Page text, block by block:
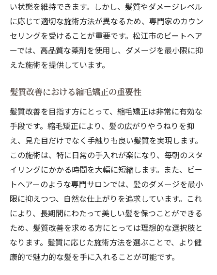
縮毛矯正技術が髪に与える影響
健康的な髪を保つための縮毛矯正の秘密
ビートヘアーの縮毛矯正が選ばれる理由
縮毛矯正による髪質改善の理論
ビートヘアーの秘密兵器とは
松江市で髪質改善を実現するための縮毛矯正の
魅力
縮毛矯正の魅力的な効果とは
髪質改善を実現するための縮毛矯正の選び
方
ビートヘアーの縮毛矯正が愛される理由
縮毛矯正の持つ未来の可能性
髪質改善を目指す方への縮毛矯正の提案
松江市での髪質改善の新しいスタンダード
ビートヘアーの縮毛矯正による髪質改善のプロ
い状態を維持できます。しかし、髪質やダメージレベル
に応じて適切な施術方法が異なるため、専門家のカウン
セリングを受けることが重要です。松江市のビートヘア
ーでは、高品質な薬剤を使用し、ダメージを最小限に抑
えた施術を提供しています。
髪質改善における縮毛矯正の重要性
髪質改善を目指す方にとって、縮毛矯正は非常に有効な
手段です。縮毛矯正により、髪の広がりやうねりを抑
え、見た目だけでなく手触りも良い髪質を実現します。
この施術は、特に日常の手入れが楽になり、毎朝のスタ
イリングにかかる時間を大幅に短縮します。また、ビー
トヘアーのような専門サロンでは、髪のダメージを最小
限に抑えつつ、自然な仕上がりを追求しています。これ
により、長期間にわたって美しい髪を保つことができる
ため、髪質改善を求める方にとっては理想的な選択肢と
なります。髪質に応じた施術方法を選ぶことで、より健
康的で魅力的な髪を手に入れることが可能です。